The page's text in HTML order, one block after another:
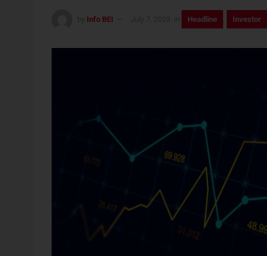
Info BEI Headline Investor